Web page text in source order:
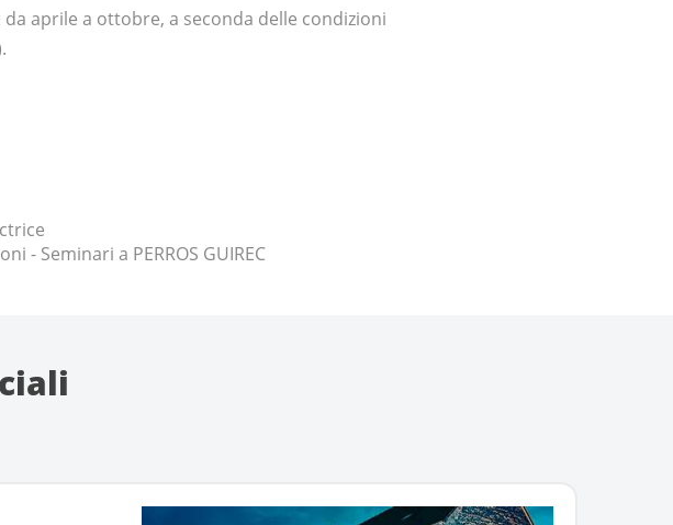
aprile a ottobre, a seconda delle condizioni
- Seminari a PERROS GUIREC